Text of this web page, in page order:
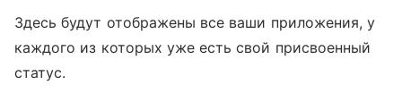
Здесь будут отображены все ваши приложения, у
каждого из которых уже есть свой присвоенный
статус.